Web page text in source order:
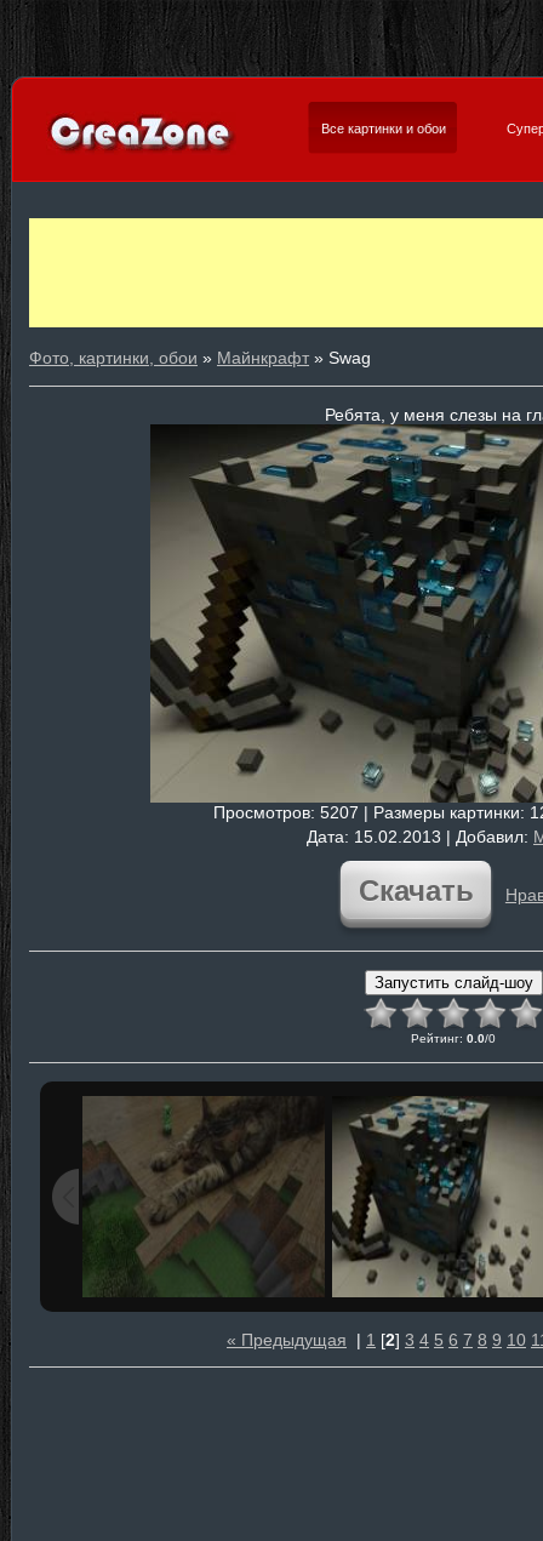
Все картинки и обои
Фото, картинки, обои » Майнкрафт » Swag
Ребята, у меня слезы на
Просмотров: 5207 | Размеры картинки:
Дата: 15.02.2013 | Добавил:
Скачать
Рейтинг: 0.0/0
« Предыдущая | 1 [2] 3 4 5 6 7 8 9 10